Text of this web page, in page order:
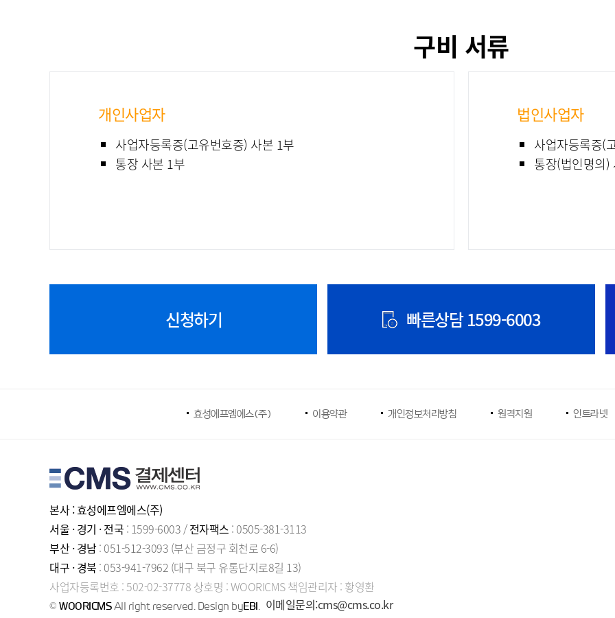
구비 서류
개인사업자
사업자등록증(고유번호증) 사본 1부
통장 사본 1부
법인사업자
사업자등록증(
통장(법인명의)
신청하기 빠른상담1599-6003
효성에프엠에스(주) 이용약관 개인정보처리방침 원격지원 인트라넷
본사 : 효성에프엠에스(주)
서울 · 경기 · 전국 : 1599-6003 /전자팩스 : 0505-381-3113
부산 · 경남: 051-512-3093 (부산 금정구 회천로 6-6)
대구 · 경북 : 053-941-7962 (대구 북구 유통단지로8길 13)
사업자등록번호 : 502-02-37778 상호명 : WOORICMS 책임관리자 : 황영환
© WOORICMSAll right reserved. Design byEBI 이메일문의:cms@cms.co.kr